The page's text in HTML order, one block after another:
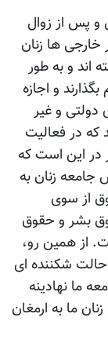
پس از زوال
خارجی ها زنان
اند و به طور
و اجازه
دولتی و غیر
که در فعالیت
در این است که
جامعه زنان به
از سوی
بشر و حقوق
از همین رو،
شکننده ای
ما نهادینه
ما به ارمغان